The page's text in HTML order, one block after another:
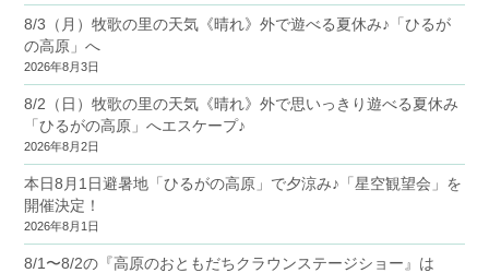
8/3（月）牧歌の里の天気《晴れ》外で遊べる夏休み♪「ひるが
の高原」へ
2026年8月3日
8/2（日）牧歌の里の天気《晴れ》外で思いっきり遊べる夏休み
「ひるがの高原」へエスケープ♪
2026年8月2日
本日8月1日避暑地「ひるがの高原」で夕涼み♪「星空観望会」を
開催決定！
2026年8月1日
8/1〜8/2の『高原のおともだちクラウンステージショー』は